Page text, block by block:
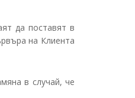
да поставят в
на Клиента
в случай, че